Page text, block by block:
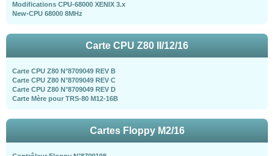
Modifications CPU-68000 XENIX 3.x
New-CPU 68000 8MHz
Carte CPU Z80 II/12/16
Carte CPU Z80 N°8709049 REV B
Carte CPU Z80 N°8709049 REV C
Carte CPU Z80 N°8709049 REV D
Carte Mère pour TRS-80 M12-16B
Cartes Floppy M2/16